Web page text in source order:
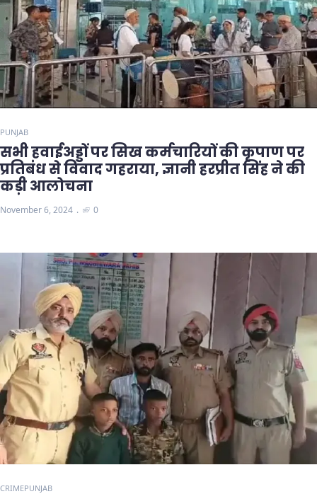
PUNJAB
सभी हवाईअड्डों पर सिख कर्मचारियों की कृपाण पर
प्रतिबंध से विवाद गहराया, ज्ञानी हरप्रीत सिंह ने की
कड़ी आलोचना
November 6, 2024 0
CRIMEPUNJAB